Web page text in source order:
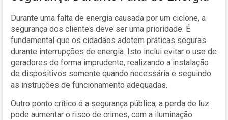
Durante uma falta de energia causada por um ciclone, a
segurança dos clientes deve ser uma prioridade. É
fundamental que os cidadãos adotem práticas seguras
durante interrupções de energia. Isto inclui evitar o uso de
geradores de forma imprudente, realizando a instalação
de dispositivos somente quando necessária e seguindo
as instruções de funcionamento adequadas.
Outro ponto crítico é a segurança pública; a perda de luz
pode aumentar o risco de crimes, com a iluminação